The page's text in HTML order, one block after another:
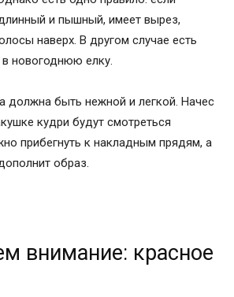
и пышный, имеет вырез,
наверх. В другом случае есть
в новогоднюю елку.
должна быть нежной и легкой. Начес
кудри будут смотреться
прибегнуть к накладным прядям, а
образ.
внимание: красное